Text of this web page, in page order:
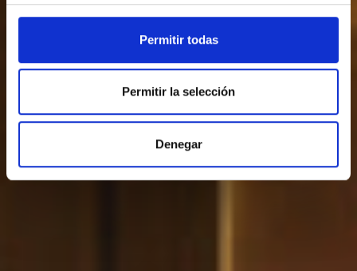
Permitir todas
Permitir la selección
Denegar